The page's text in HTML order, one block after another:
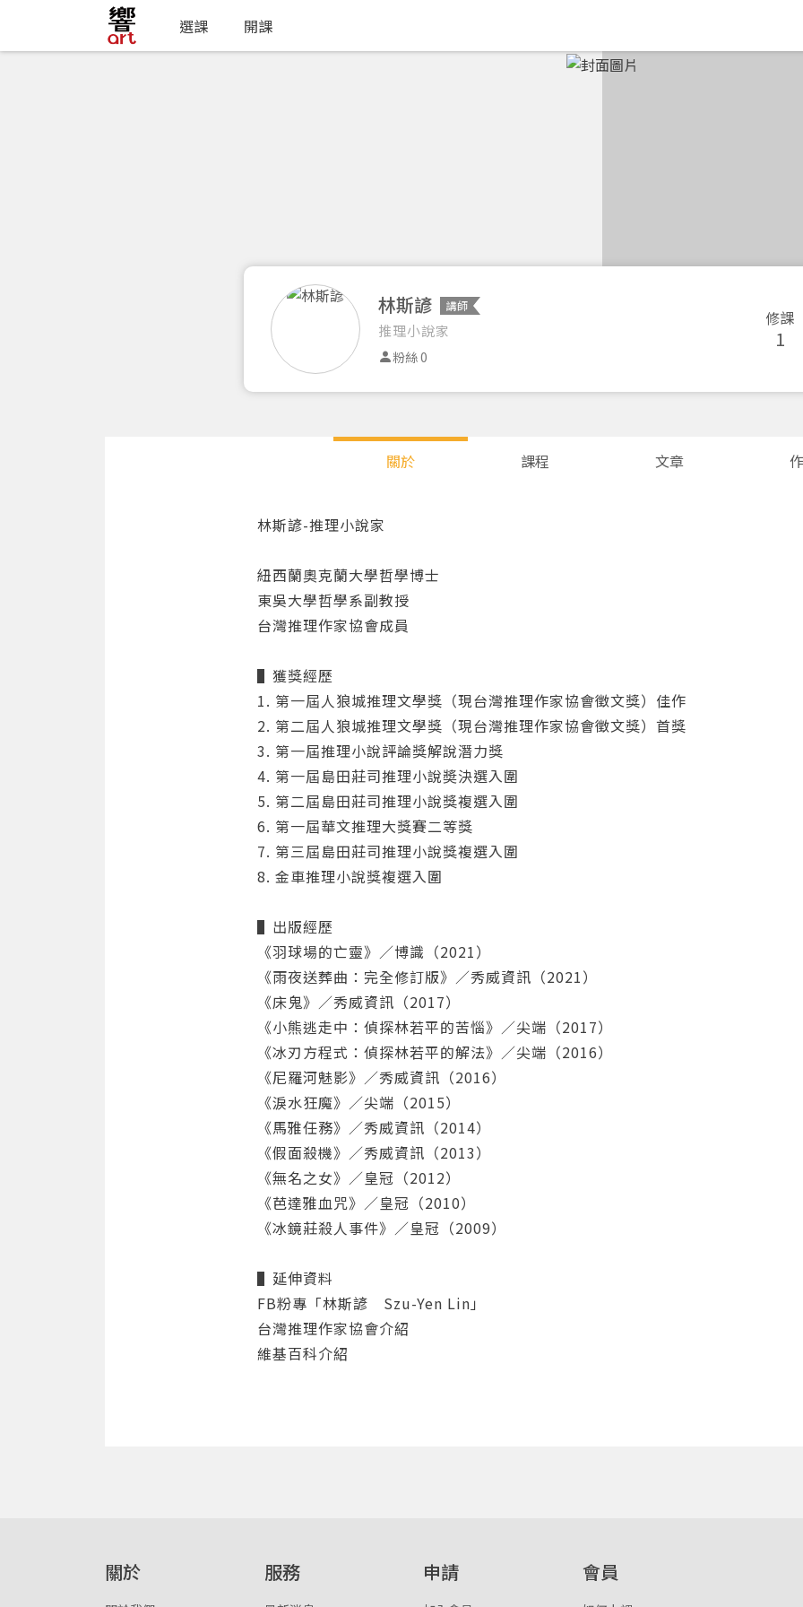
選課 開課
您將收到一封Email，請依照信件中的指示重新登入。
重設密碼
點擊下方「確定」將前一位使用者強制登出。
取消
林斯諺 講師
推理小說家
粉絲 0
修課
1
關於 課程 文章
林斯諺-推理小說家
紐西蘭奧克蘭大學哲學博士
東吳大學哲學系副教授
台灣推理作家協會成員
▌獲獎經歷
1. 第一屆人狼城推理文學獎（現台灣推理作家協會徵文獎）佳作
2. 第二屆人狼城推理文學獎（現台灣推理作家協會徵文獎）首獎
3. 第一屆推理小說評論獎解說潛力獎
4. 第一屆島田莊司推理小說奬決選入圍
5. 第二屆島田莊司推理小說獎複選入圍
6. 第一屆華文推理大獎賽二等獎
7. 第三屆島田莊司推理小說獎複選入圍
8. 金車推理小說獎複選入圍
▌出版經歷
《羽球場的亡靈》／博識（2021）
《雨夜送葬曲：完全修訂版》／秀威資訊（2021）
《床鬼》／秀威資訊（2017）
《小熊逃走中：偵探林若平的苦惱》／尖端（2017）
《冰刃方程式：偵探林若平的解法》／尖端（2016）
《尼羅河魅影》／秀威資訊（2016）
《淚水狂魔》／尖端（2015）
《馬雅任務》／秀威資訊（2014）
《假面殺機》／秀威資訊（2013）
《無名之女》／皇冠（2012）
《芭達雅血咒》／皇冠（2010）
《冰鏡莊殺人事件》／皇冠（2009）
▌延伸資料
FB粉專「林斯諺 Szu-Yen Lin」
台灣推理作家協會介紹
維基百科介紹
關於 服務 申請 會員